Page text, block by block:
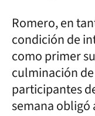
Romero, en
condición de
como primer
culminación
participantes
semana obligó